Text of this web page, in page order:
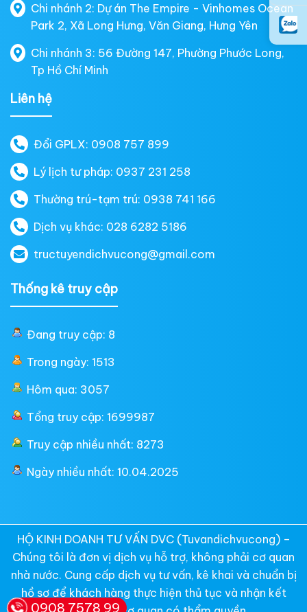
Chi nhánh 2: Dự án The Empire - Vinhomes Ocean
Park 2, Xã Long Hưng, Văn Giang, Hưng Yên
Chi nhánh 3: 56 Đường 147, Phường Phước Long,
Tp Hồ Chí Minh
0908 7578 99
Liên hệ
Đổi GPLX: 0908 757 899
Lý lịch tư pháp: 0937 231 258
Thường trú-tạm trú: 0938 741 166
Dịch vụ khác: 028 6282 5186
tructuyendichvucong@gmail.com
Thống kê truy cập
Đang truy cập: 8
Trong ngày: 1513
Hôm qua: 3057
Tổng truy cập: 1699987
Truy cập nhiều nhất: 8273
Ngày nhiều nhất: 10.04.2025
HỘ KINH DOANH TƯ VẤN DVC (Tuvandichvucong) –
Chúng tôi là đơn vị dịch vụ hỗ trợ, không phải cơ quan
nhà nước. Cung cấp dịch vụ tư vấn, kê khai và chuẩn bị
hồ sơ để khách hàng thực hiện thủ tục và nhận kết